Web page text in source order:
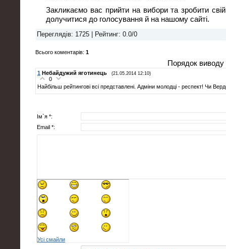
Закликаємо вас прийти на вибори та зробити
долучитися до голосування й на нашому сайті.
Переглядів: 1725 | Рейтинг: 0.0/0
Всього коментарів: 1
Порядок виводу
1 Небайдужий яготинець (21.05.2014 12:10)
0
Найбільш рейтингові всі представлені. Адміни молодці - респект! Чи
Ім`я *:
Email *:
Усі смайли